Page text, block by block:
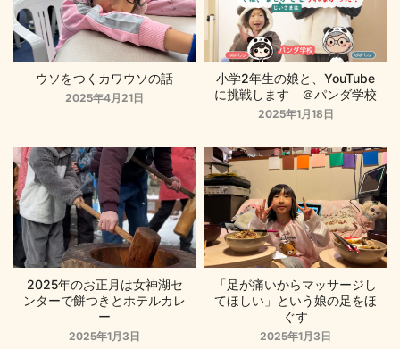
ウソをつくカワウソの話
2025年4月21日
小学2年生の娘と、YouTube
に挑戦します ＠パンダ学校
2025年1月18日
2025年のお正月は女神湖セ
ンターで餅つきとホテルカレ
ー
2025年1月3日
「足が痛いからマッサージし
てほしい」という娘の足をほ
ぐす
2025年1月3日